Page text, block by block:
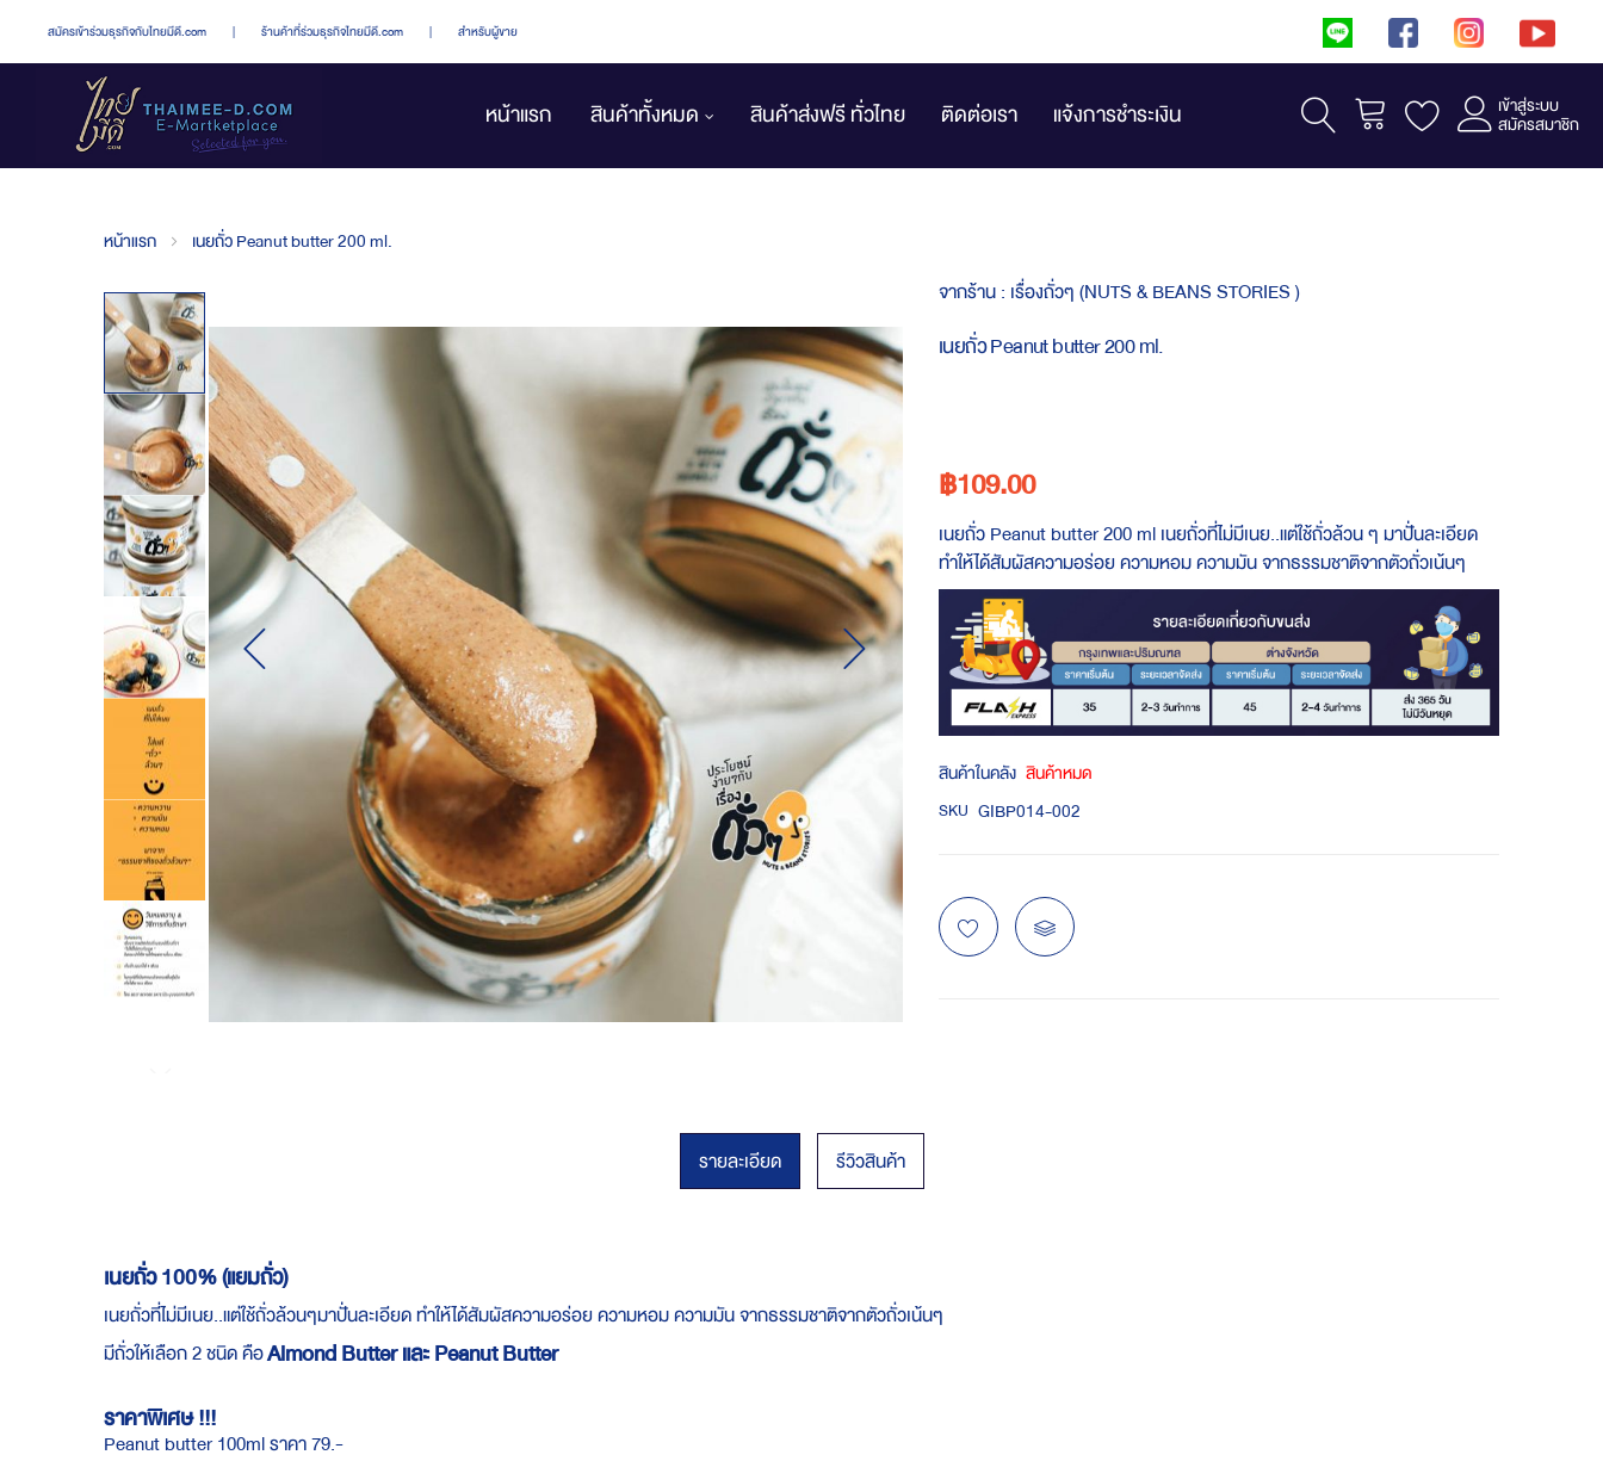
สมัครเข้าร่วมธุรกิจกับไทยมีดี.com | ร้านค้าที่ร่วมธุรกิจไทยมีดี.com | สำหรับผู้ขาย
หน้าแรก สินค้าทั้งหมด สินค้าส่งฟรี ทั่วไทย ติดต่อเรา แจ้งการชำระเงิน รถเข็น เข้าสู่ระบบ
สมัครสมาชิก
หน้าแรก เนยถั่ว Peanut butter 200 ml.
Skip
to
the
end
of
the
images
gallery
gallery
จากร้าน : เรื่องถั่วๆ (NUTS & BEANS STORIES )
เนยถั่ว Peanut butter 200 ml.
฿109.00
เนยถั่ว Peanut butter 200 mlเนยถั่วที่ไม่มีเนย..แต่ใช้ถั่วล้วน ๆ มาปั่นละเอียด
ทำให้ได้สัมผัสความอร่อย ความหอม ความมัน จากธรรมชาติจากตัวถั่วเน้นๆ
สินค้าในคลัง สินค้าหมด
SKU GIBP014-002
รายละเอียด
เนยถั่ว 100% (แยมถั่ว)
เนยถั่วที่ไม่มีเนย..แต่ใช้ถั่วล้วนๆมาปั่นละเอียด ทำให้ได้สัมผัสความอร่อย ความหอม ความมัน จากธรรมชาติจากตัวถั่วเน้นๆ
มีถั่วให้เลือก 2 ชนิด คือAlmond Butter และ Peanut Butter
ราคาพิเศษ !!!
Peanut butter 100ml ราคา 79.-
รีวิวสินค้า